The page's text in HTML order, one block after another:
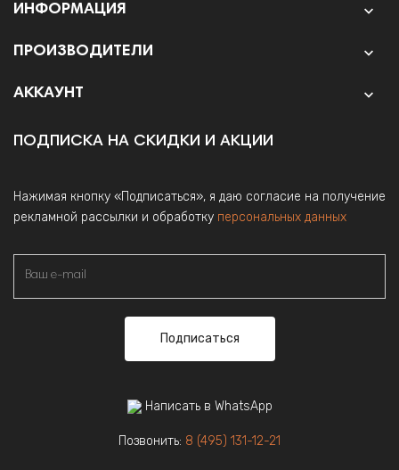
ИНФОРМАЦИЯ 
ПРОИЗВОДИТЕЛИ 
АККАУНТ 
ПОДПИСКА НА СКИДКИ И АКЦИИ
Нажимая кнопку «Подписаться», я даю согласие на получение
рекламной рассылки и обработку персональных данных
Подписаться
Написать в WhatsApp
Позвонить: 8 (495) 131-12-21